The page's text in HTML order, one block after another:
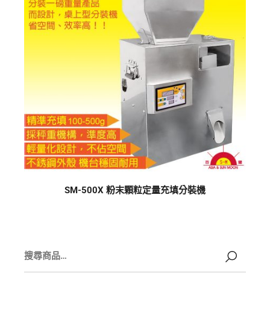
SM-500X 粉末顆粒定量充填分裝機